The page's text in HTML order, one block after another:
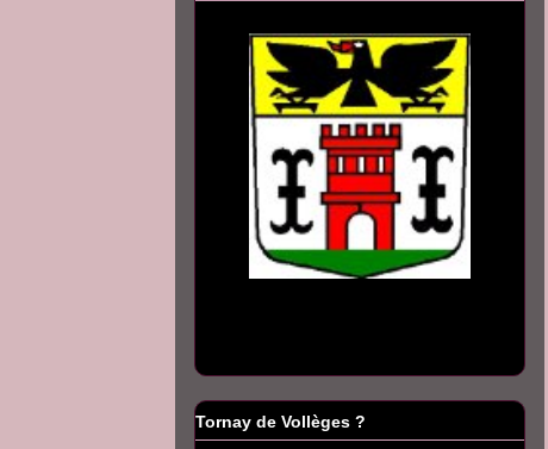
Tornay de Vollèges ?